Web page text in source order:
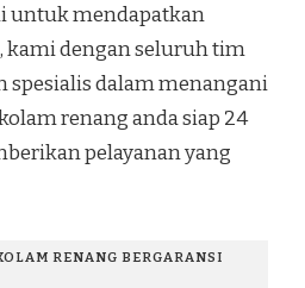
untuk mendapatkan
kami dengan seluruh tim
spesialis dalam menangani
renang anda siap 24
pelayanan yang
RENANG BERGARANSI